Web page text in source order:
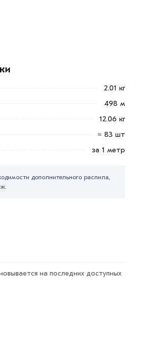
2.01 кг
498 м
12.06 кг
≈ 83 шт
за 1 метр
дополнительного распила,
на последних доступных